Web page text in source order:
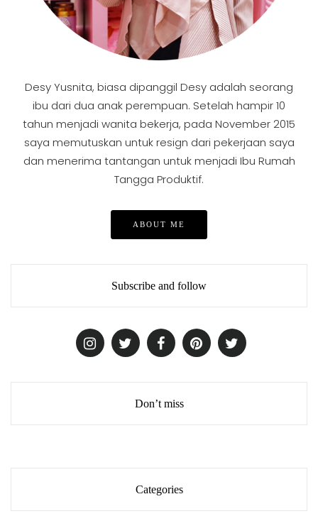
Desy Yusnita, biasa dipanggil Desy adalah seorang
ibu dari dua anak perempuan. Setelah hampir 10
tahun menjadi wanita bekerja, pada November 2015
saya memutuskan untuk resign dari pekerjaan saya
dan menerima tantangan untuk menjadi Ibu Rumah
Tangga Produktif.
ABOUT ME
Subscribe and follow
Don’t miss
Categories